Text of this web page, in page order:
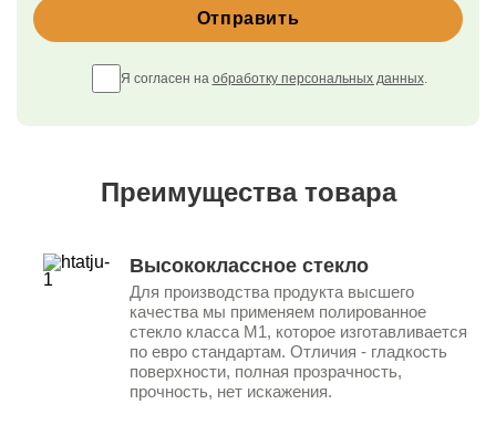
Я согласен на обработку персональных данных.
Преимущества товара
Высококлассное стекло
Для производства продукта высшего
качества мы применяем полированное
стекло класса М1, которое изготавливается
по евро стандартам. Отличия - гладкость
поверхности, полная прозрачность,
прочность, нет искажения.